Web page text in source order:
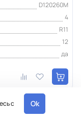
D120260M
4
R11
12
да
с Ok